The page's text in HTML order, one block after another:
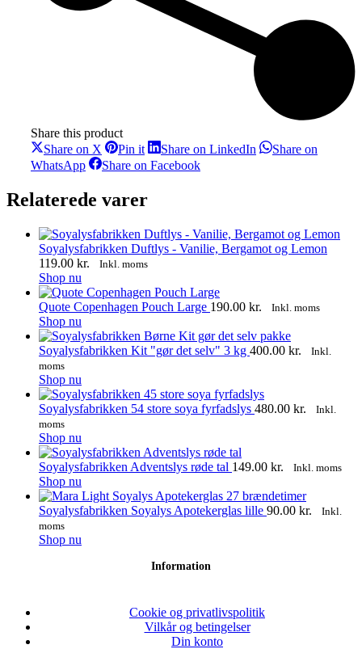
Share this product
Share on X Share
on
X
Pin itShare
on
Pinterest
Share on LinkedIn ShareShare on
WhatsAppShare
WhatsApp
Share on FacebookShare
Relaterede varer
Soyalysfabrikken Duftlys - Vanilie, Bergamot og Lemon
119.00 kr. Inkl. moms
Shop nu
Quote Copenhagen Pouch Large 190.00 kr. Inkl. moms
Shop nu
Soyalysfabrikken Kit "gør det selv" 3 kg 400.00 kr.
Inkl.
moms
Shop nu
Soyalysfabrikken 54 store soya fyrfadslys 480.00 kr.
Inkl.
moms
Shop nu
Soyalysfabrikken Adventslys røde tal 149.00 kr. Inkl. moms
Shop nu
Soyalysfabrikken Soyalys Apotekerglas lille 90.00 kr.
Inkl.
moms
Shop nu
Information
Cookie og privatlivspolitik
Vilkår og betingelser
Din konto